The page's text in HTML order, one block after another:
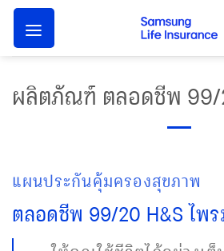
Skip
content
ผลิตภัณฑ์ ตลอดชีพ 99/
แผนประกันคุ้มครองสุขภาพ
ตลอดชีพ 99/20 H&S ไพ